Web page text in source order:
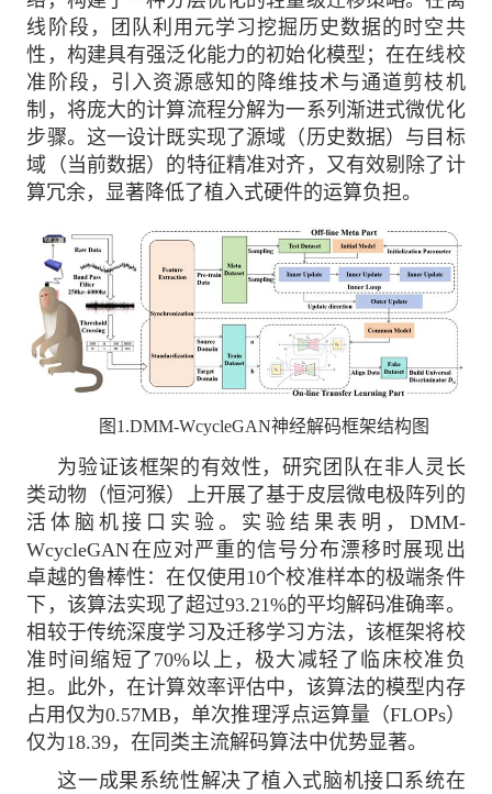
线阶段，团队利用元学习挖掘历史数据的时空共
性，构建具有强泛化能力的初始化模型；在在线校
准阶段，引入资源感知的降维技术与通道剪枝机
制，将庞大的计算流程分解为一系列渐进式微优化
步骤。这一设计既实现了源域（历史数据）与目标
域（当前数据）的特征精准对齐，又有效剔除了计
算冗余，显著降低了植入式硬件的运算负担。
图 1.DMM-WcycleGAN神经解码框架结构图
为验证该框架的有效性，研究团队在非人灵长
类动物（恒河猴）上开展了基于皮层微电极阵列的
活体脑机接口实验。实验结果表明，DMM-
WcycleGAN在应对严重的信号分布漂移时展现出
卓越的鲁棒性：在仅使用10个校准样本的极端条件
下，该算法实现了超过93.21%的平均解码准确率。
相较于传统深度学习及迁移学习方法，该框架将校
准时间缩短了70%以上，极大减轻了临床校准负
担。此外，在计算效率评估中，该算法的模型内存
占用仅为0.57MB，单次推理浮点运算量（FLOPs）
仅为18.39，在同类主流解码算法中优势显著。
这一成果系统性解决了植入式脑机接口系统在